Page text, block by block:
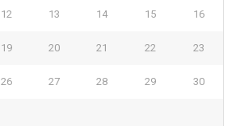
12 13 14 15 16
19 20 21 22 23
26 27 28 29 30